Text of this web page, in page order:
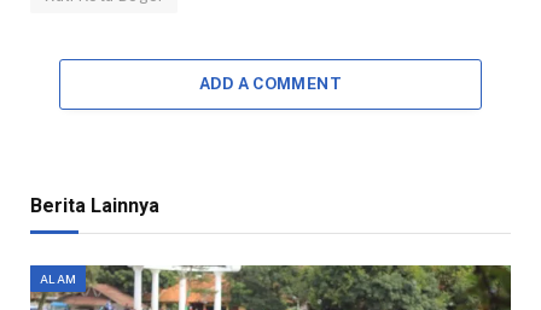
ADD A COMMENT
Berita Lainnya
ALAM